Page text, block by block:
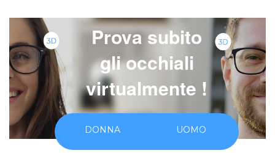
Prova subito
gli occhiali
virtualmente !
DONNA UOMO